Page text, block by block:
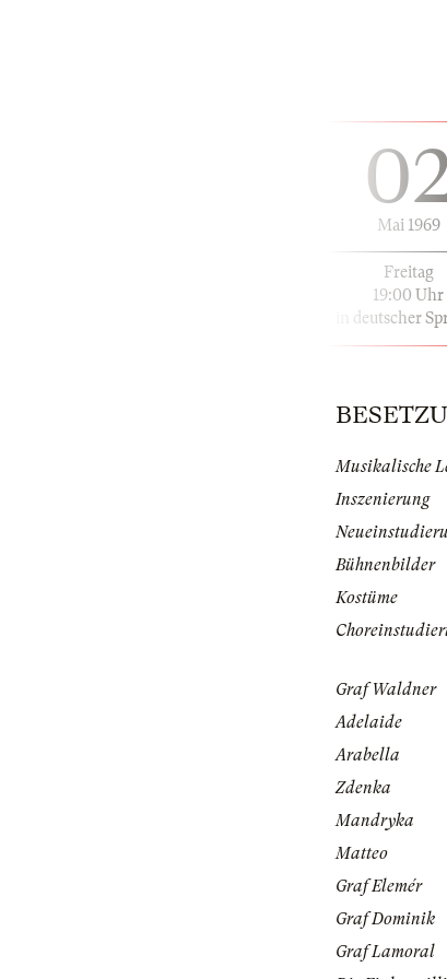
Mai 1969
Freitag
19:00 Uhr
in deutscher
Musikalische
Inszenierung
Bühnenbilder
Kostüme
Graf Waldner
Adelaide
Arabella
Zdenka
Mandryka
Matteo
Graf Elemér
Graf Dominik
Graf Lamoral